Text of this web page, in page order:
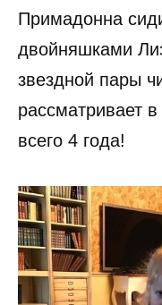
Примадонна
двойняшками
звездной пары
рассматривает
всего 4 года!